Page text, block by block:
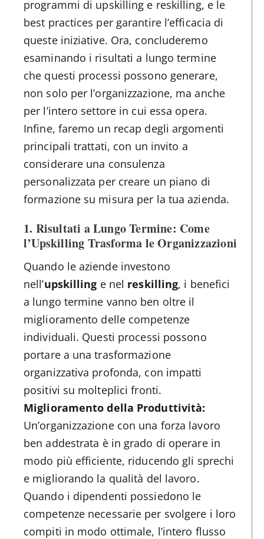
programmi di upskilling e reskilling, e le
best practices per garantire l’efficacia di
queste iniziative. Ora, concluderemo
esaminando i risultati a lungo termine
che questi processi possono generare,
non solo per l’organizzazione, ma anche
per l’intero settore in cui essa opera.
Infine, faremo un recap degli argomenti
principali trattati, con un invito a
considerare una consulenza
personalizzata per creare un piano di
formazione su misura per la tua azienda.
1. Risultati a Lungo Termine: Come
l’Upskilling Trasforma le Organizzazioni
Quando le aziende investono
nell’upskilling e nel reskilling, i benefici
a lungo termine vanno ben oltre il
miglioramento delle competenze
individuali. Questi processi possono
portare a una trasformazione
organizzativa profonda, con impatti
positivi su molteplici fronti.
Miglioramento della Produttività:
Un’organizzazione con una forza lavoro
ben addestrata è in grado di operare in
modo più efficiente, riducendo gli sprechi
e migliorando la qualità del lavoro.
Quando i dipendenti possiedono le
competenze necessarie per svolgere i loro
compiti in modo ottimale, l’intero flusso